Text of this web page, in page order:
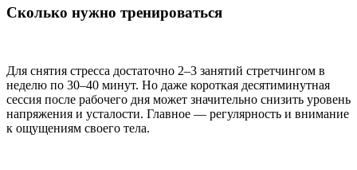
Сколько нужно тренироваться
Для снятия стресса достаточно 2–3 занятий стретчингом в
неделю по 30–40 минут. Но даже короткая десятиминутная
сессия после рабочего дня может значительно снизить уровень
напряжения и усталости. Главное — регулярность и внимание
к ощущениям своего тела.